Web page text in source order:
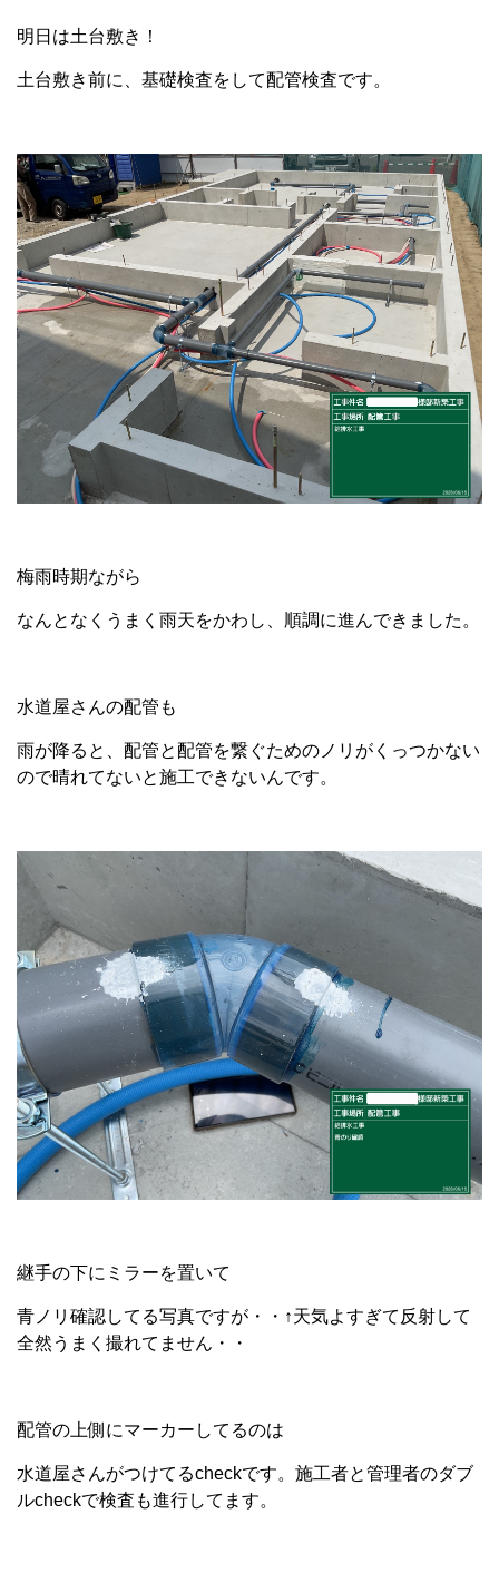
明日は土台敷き！
土台敷き前に、基礎検査をして配管検査です。
梅雨時期ながら
なんとなくうまく雨天をかわし、順調に進んできました。
水道屋さんの配管も
雨が降ると、配管と配管を繋ぐためのノリがくっつかない
ので晴れてないと施工できないんです。
継手の下にミラーを置いて
青ノリ確認してる写真ですが・・↑天気よすぎて反射して
全然うまく撮れてません・・
配管の上側にマーカーしてるのは
水道屋さんがつけてるcheckです。施工者と管理者のダブ
ルcheckで検査も進行してます。